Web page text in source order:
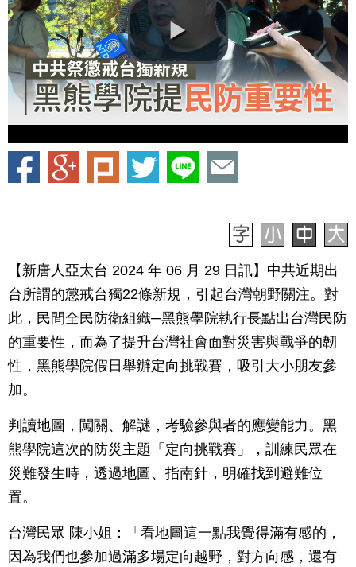
【新唐人亞太台 2024 年 06 月 29 日訊】中共近期出
台所謂的懲戒台獨22條新規，引起台灣朝野關注。對
此，民間全民防衛組織─黑熊學院執行長點出台灣民防
的重要性，而為了提升台灣社會面對災害與戰爭的韌
性，黑熊學院假日舉辦定向挑戰賽，吸引大小朋友參
加。
判讀地圖，闖關、解謎，考驗參與者的應變能力。黑
熊學院這次的防災主題「定向挑戰賽」，訓練民眾在
災難發生時，透過地圖、指南針，明確找到避難位
置。
台灣民眾 陳小姐：「看地圖這一點我覺得滿有感的，
因為我們也參加過滿多場定向越野，對方向感，還有